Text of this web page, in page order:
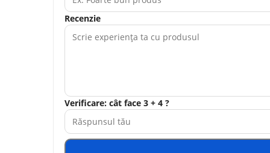
Recenzie
Verificare: cât face 3 + 4 ?